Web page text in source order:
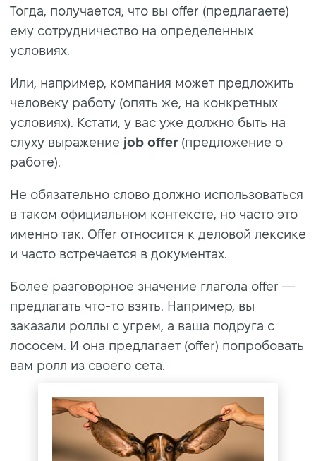
Тогда, получается, что вы offer (предлагаете)
ему сотрудничество на определенных
условиях.
Или, например, компания может предложить
человеку работу (опять же, на конкретных
условиях). Кстати, у вас уже должно быть на
слуху выражение job offer (предложение о
работе).
Не обязательно слово должно использоваться
в таком официальном контексте, но часто это
именно так. Offer относится к деловой лексике
и часто встречается в документах.
Более разговорное значение глагола offer —
предлагать что-то взять. Например, вы
заказали роллы с угрем, а ваша подруга с
лососем. И она предлагает (offer) попробовать
вам ролл из своего сета.